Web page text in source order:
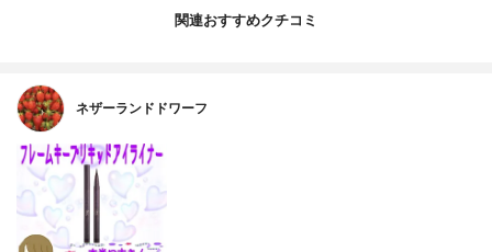
関連おすすめクチコミ
ネザーランドドワーフ